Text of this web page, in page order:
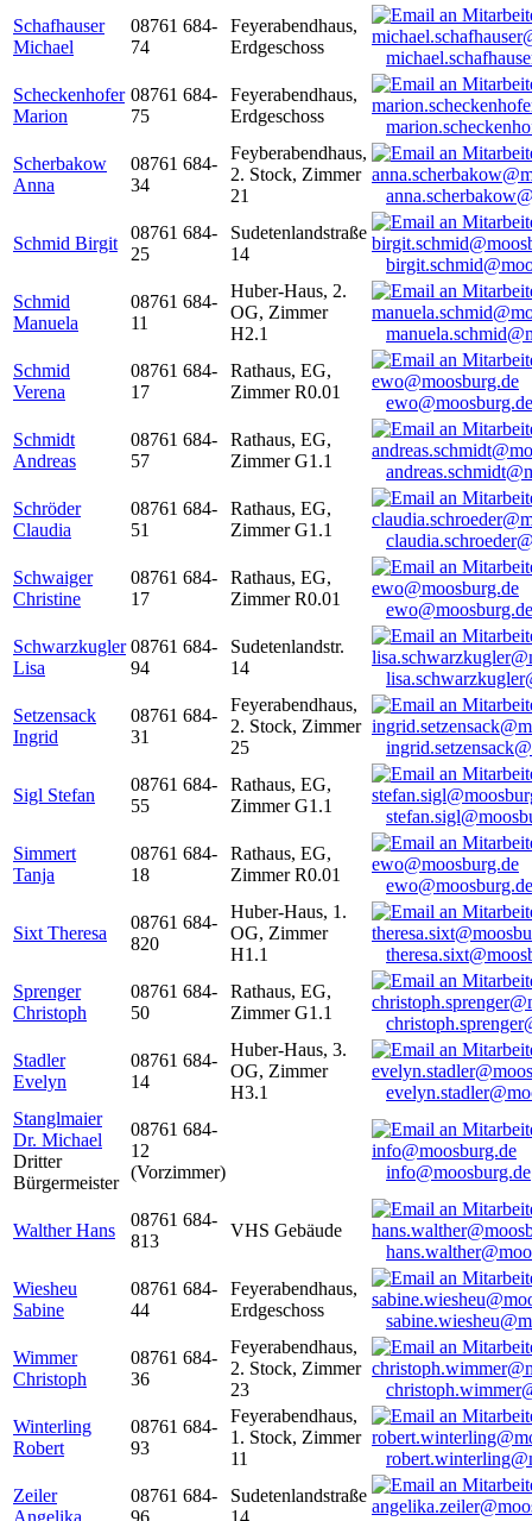
Schafhauser
Michael
08761 684-
74
Feyerabendhaus,
Erdgeschoss
Scheckenhofer
Marion
08761 684-
75
Feyerabendhaus,
Erdgeschoss
Scherbakow
Anna
08761 684-
34
Feyberabendhaus,
2. Stock, Zimmer
21
Schmid Birgit
08761 684-
25
Sudetenlandstraße
14
Schmid
Manuela
08761 684-
11
Huber-Haus, 2.
OG, Zimmer
H2.1
Schmid
Verena
08761 684-
17
Rathaus, EG,
Zimmer R0.01
ewo@moosburg.de
Schmidt
Andreas
08761 684-
57
Rathaus, EG,
Zimmer G1.1
Schröder
Claudia
08761 684-
51
Rathaus, EG,
Zimmer G1.1
Schwaiger
Christine
08761 684-
17
Rathaus, EG,
Zimmer R0.01
ewo@moosburg.de
Schwarzkugler
Lisa
08761 684-
94
Sudetenlandstr.
14
Setzensack
Ingrid
08761 684-
31
Feyerabendhaus,
2. Stock, Zimmer
25
Sigl Stefan
08761 684-
55
Rathaus, EG,
Zimmer G1.1
Simmert
Tanja
08761 684-
18
Rathaus, EG,
Zimmer R0.01
ewo@moosburg.de
Sixt Theresa
08761 684-
820
Huber-Haus, 1.
OG, Zimmer
H1.1
Sprenger
Christoph
08761 684-
50
Rathaus, EG,
Zimmer G1.1
Stadler
Evelyn
08761 684-
14
Huber-Haus, 3.
OG, Zimmer
H3.1
Stanglmaier
Dr. Michael
Dritter
Bürgermeister
08761 684-
12
(Vorzimmer)
info@moosburg.de
Walther Hans
08761 684-
813
VHS Gebäude
Wiesheu
Sabine
08761 684-
44
Feyerabendhaus,
Erdgeschoss
Wimmer
Christoph
08761 684-
36
Feyerabendhaus,
2. Stock, Zimmer
23
Winterling
Robert
08761 684-
93
Feyerabendhaus,
1. Stock, Zimmer
11
Zeiler
Angelika
08761 684-
96
Sudetenlandstraße
14